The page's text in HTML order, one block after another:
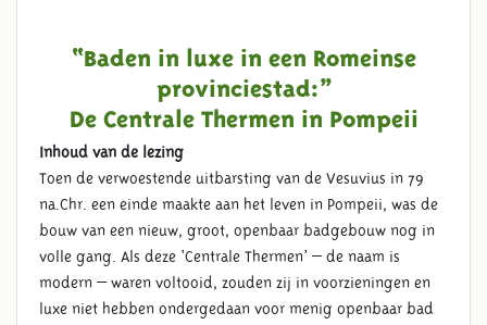
“Baden in luxe in een Romeinse
provinciestad:”
De Centrale Thermen in Pompeii
Inhoud van de lezing
Toen de verwoestende uitbarsting van de Vesuvius in 79
na.Chr. een einde maakte aan het leven in Pompeii, was de
bouw van een nieuw, groot, openbaar badgebouw nog in
volle gang. Als deze ‘Centrale Thermen’ – de naam is
modern – waren voltooid, zouden zij in voorzieningen en
luxe niet hebben ondergedaan voor menig openbaar bad